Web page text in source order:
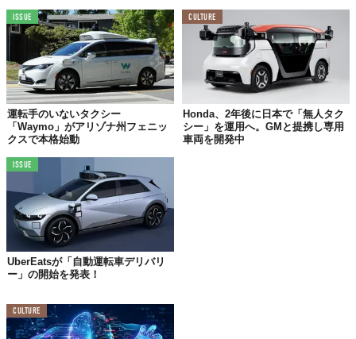
ドライバーがいなくてもハンドルが動いている
不思議な感覚。
最初はユーザーも慣れないかもしれないが、完全自動（無人運
転）という不安さえ払拭できれば、きっと多くの人の足となるこ
とだろう。
いつの日か、日本でもドライバーレスなタクシーが走る時代がや
ISSUE
運転手のいないタクシー
「Waymo」がアリゾナ州フェニッ
クスで本格始動
CULTURE
Honda、2年後に日本で「無人タク
シー」を運用へ。GMと提携し専用
車両を開発中
ISSUE
UberEatsが「自動運転車デリバリ
ー」の開始を発表！
CULTURE